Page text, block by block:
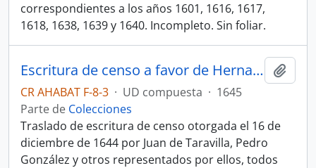
correspondientes a los años 1601, 1616, 1617,
1618, 1638, 1639 y 1640. Incompleto. Sin foliar.
Escritura de censo a favor de Hernando Rodríguez de Brizuela, Cura de la villa de Canalejas y del lujar de Calaveras de Abajo
CR AHABAT F-8-3 · UD compuesta · 1645
Parte de Colecciones
Traslado de escritura de censo otorgada el 16 de
diciembre de 1644 por Juan de Taravilla, Pedro
González y otros representados por ellos, todos